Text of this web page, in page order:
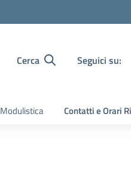
Cerca Seguici su:
Modulistica Contatti e Orari